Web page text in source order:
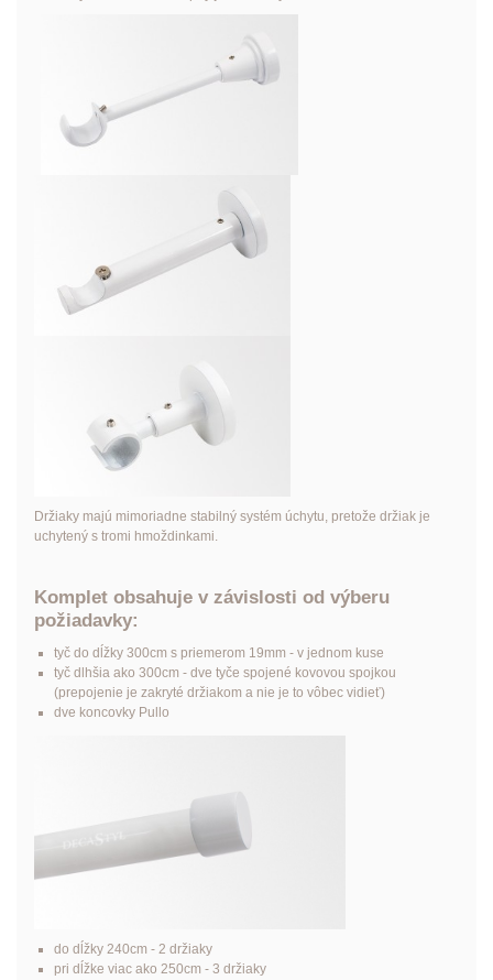
Držiaky majú mimoriadne stabilný systém úchytu, pretože držiak je
uchytený s tromi hmoždinkami.
Komplet obsahuje v závislosti od výberu
požiadavky:
tyč do dĺžky 300cm s priemerom 19mm - v jednom kuse
tyč dlhšia ako 300cm - dve tyče spojené kovovou spojkou
(prepojenie je zakryté držiakom a nie je to vôbec vidieť)
dve koncovky Pullo
do dĺžky 240cm - 2 držiaky
pri dĺžke viac ako 250cm - 3 držiaky